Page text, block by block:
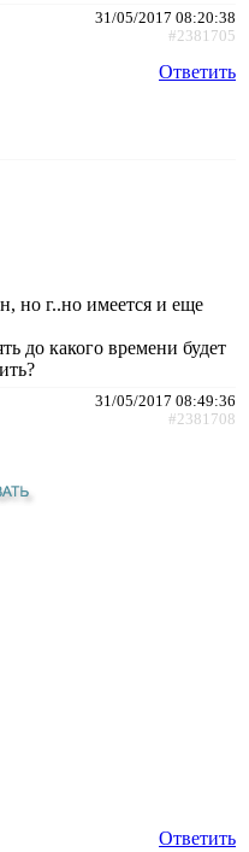
31/05/2017 08:20:38
#2381705
Ответить
но г..но имеется и еще
до какого времени будет
31/05/2017 08:49:36
#2381708
Ответить